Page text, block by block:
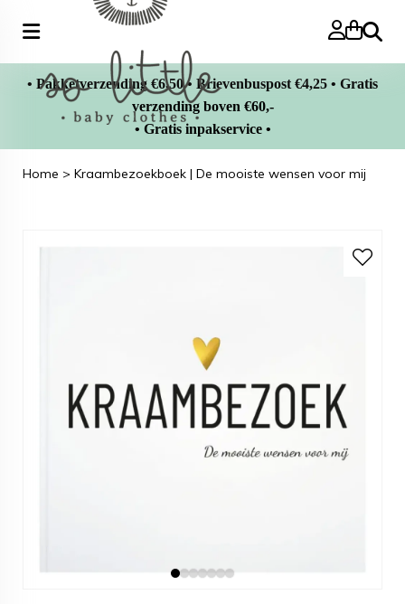
Zoeken
• Pakketverzending €6,50 • Brievenbuspost €4,25 • Gratis
verzending boven €60,-
• Gratis inpakservice •
Home > Kraambezoekboek | De mooiste wensen voor mij